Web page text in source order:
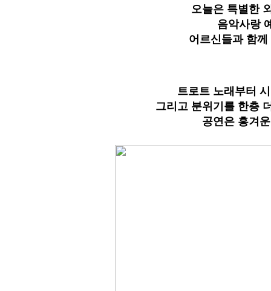
오늘은 특별한
음악사랑
어르신들과 함
트로트 노래부터
그리고 분위기를 한층
공연은 흥겨